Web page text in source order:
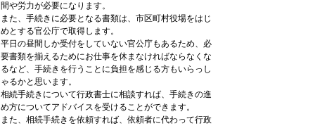
間や労力が必要になります。
また、手続きに必要となる書類は、市区町村役場をはじ
めとする官公庁で取得します。
平日の昼間しか受付をしていない官公庁もあるため、必
要書類を揃えるためにお仕事を休まなければならなくな
るなど、手続きを行うことに負担を感じる方もいらっし
ゃるかと思います。
相続手続きについて行政書士に相談すれば、手続きの進
め方についてアドバイスを受けることができます。
また、相続手続きを依頼すれば、依頼者に代わって行政